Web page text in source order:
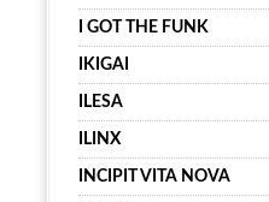
I GOT THE FUNK
IKIGAI
ILESA
ILINX
INCIPIT VITA NOVA